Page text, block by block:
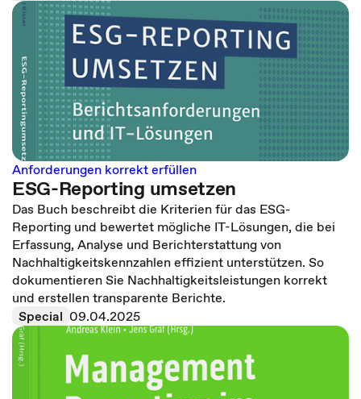
Anforderungen korrekt erfüllen
ESG-Reporting umsetzen
Das Buch beschreibt die Kriterien für das ESG-
Reporting und bewertet mögliche IT-Lösungen, die bei
Erfassung, Analyse und Berichterstattung von
Nachhaltigkeitskennzahlen effizient unterstützen. So
dokumentieren Sie Nachhaltigkeitsleistungen korrekt
und erstellen transparente Berichte.
Special 09.04.2025